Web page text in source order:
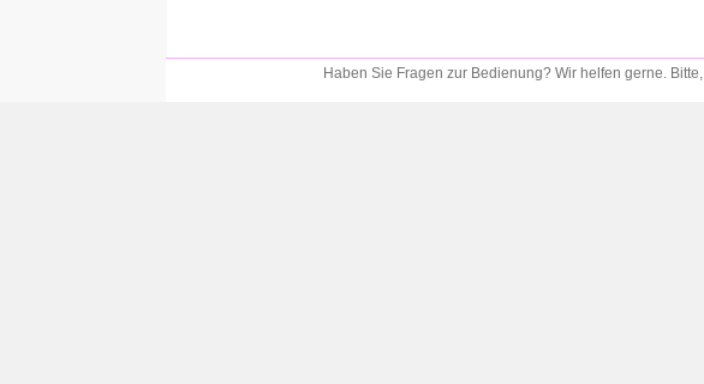
Haben Sie Fragen zur Bedienung? Wir helfen gerne. Bitte,